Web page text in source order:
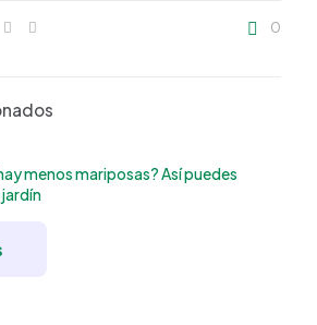
0
menos mariposas? Así puedes